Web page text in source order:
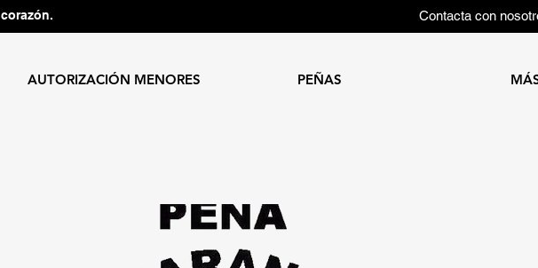
corazón. Contacta con
AUTORIZACIÓN MENORES PEÑAS